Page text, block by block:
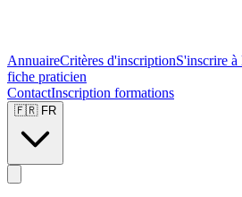
AnnuaireCritères d'inscriptionS'inscrire à
fiche praticien
ContactInscription formations
🇫🇷 FR